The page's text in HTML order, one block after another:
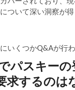
ついて深い洞察が得
いくつかQ&Aが行わ
パスキーの
求するのは